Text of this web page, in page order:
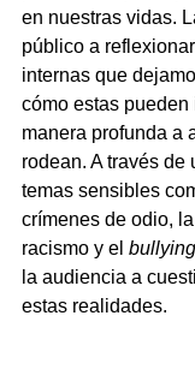
en nuestras vidas.
público a
internas que
cómo estas pueden
manera profunda a
rodean. A través de
temas sensibles
crímenes de odio,
racismo y el bullying
la audiencia a
estas realidades.